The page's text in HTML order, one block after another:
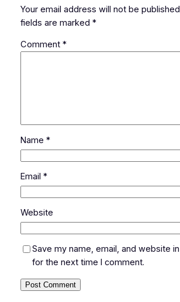
Your email address will not be
fields are marked *
Comment *
Name *
Email *
Website
Save my name, email, and website
for the next time I comment.